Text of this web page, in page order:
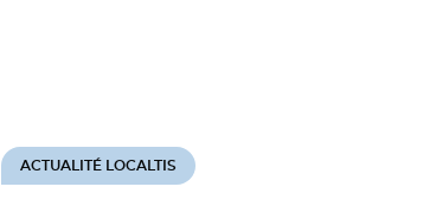
ACTUALITÉ LOCALTIS